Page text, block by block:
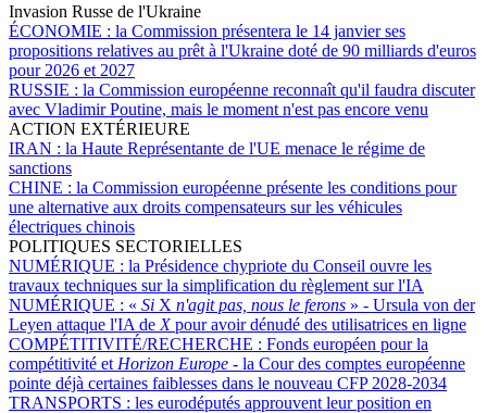
Invasion Russe de l'Ukraine
ÉCONOMIE : la Commission présentera le 14 janvier ses
propositions relatives au prêt à l'Ukraine doté de 90 milliards d'euros
pour 2026 et 2027
RUSSIE : la Commission européenne reconnaît qu'il faudra discuter
avec Vladimir Poutine, mais le moment n'est pas encore venu
ACTION EXTÉRIEURE
IRAN : la Haute Représentante de l'UE menace le régime de
sanctions
CHINE : la Commission européenne présente les conditions pour
une alternative aux droits compensateurs sur les véhicules
électriques chinois
POLITIQUES SECTORIELLES
NUMÉRIQUE : la Présidence chypriote du Conseil ouvre les
travaux techniques sur la simplification du règlement sur l'IA
NUMÉRIQUE : « Si X n'agit pas, nous le ferons » - Ursula von der
Leyen attaque l'IA de Xpour avoir dénudé des utilisatrices en ligne
COMPÉTITIVITÉ/RECHERCHE : Fonds européen pour la
compétitivité et Horizon Europe - la Cour des comptes européenne
pointe déjà certaines faiblesses dans le nouveau CFP 2028-2034
TRANSPORTS : les eurodéputés approuvent leur position en